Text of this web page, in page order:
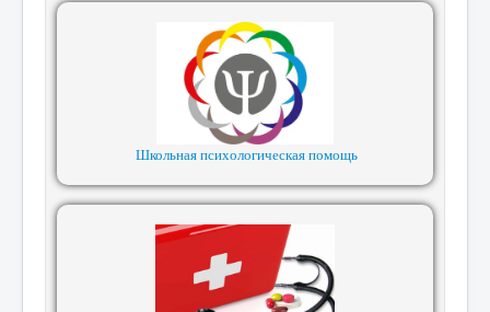
Школьная психологическая помощь